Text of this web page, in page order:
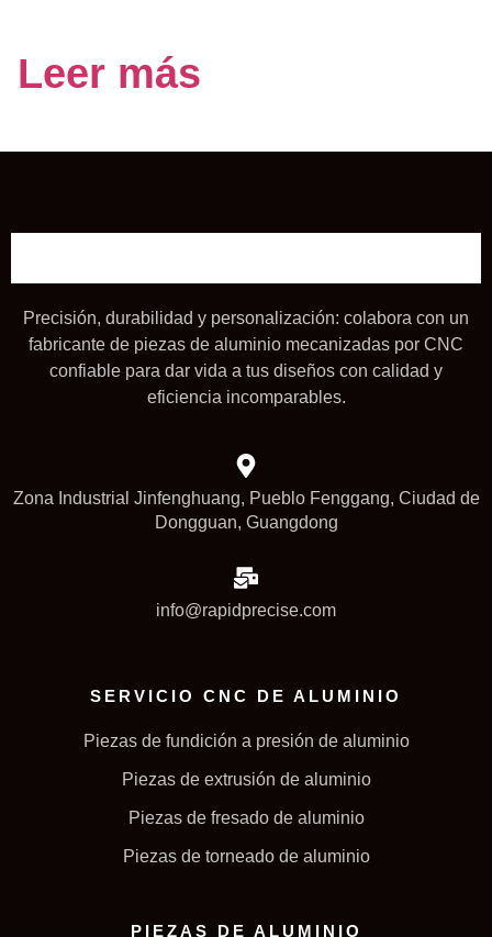
Leer más
Precisión, durabilidad y personalización: colabora con un
fabricante de piezas de aluminio mecanizadas por CNC
confiable para dar vida a tus diseños con calidad y
eficiencia incomparables.
Zona Industrial Jinfenghuang, Pueblo Fenggang, Ciudad de
Dongguan, Guangdong
info@rapidprecise.com
SERVICIO CNC DE ALUMINIO
Piezas de fundición a presión de aluminio
Piezas de extrusión de aluminio
Piezas de fresado de aluminio
Piezas de torneado de aluminio
PIEZAS DE ALUMINIO